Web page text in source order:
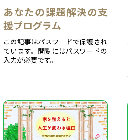
あなたの課題解決の支
援プログラム
この記事はパスワードで保護され
ています。閲覧にはパスワードの
入力が必要です。